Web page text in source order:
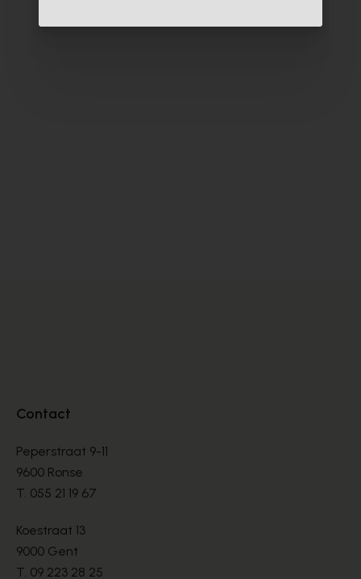
Contact
Peperstraat 9-11
9600 Ronse
T. 055 21 19 67
Koestraat 13
9000 Gent
T. 09 223 28 25